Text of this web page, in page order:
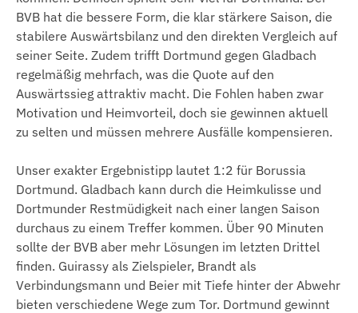
BVB hat die bessere Form, die klar stärkere Saison, die
stabilere Auswärtsbilanz und den direkten Vergleich auf
seiner Seite. Zudem trifft Dortmund gegen Gladbach
regelmäßig mehrfach, was die Quote auf den
Auswärtssieg attraktiv macht. Die Fohlen haben zwar
Motivation und Heimvorteil, doch sie gewinnen aktuell
zu selten und müssen mehrere Ausfälle kompensieren.
Unser exakter Ergebnistipp lautet 1:2 für Borussia
Dortmund. Gladbach kann durch die Heimkulisse und
Dortmunder Restmüdigkeit nach einer langen Saison
durchaus zu einem Treffer kommen. Über 90 Minuten
sollte der BVB aber mehr Lösungen im letzten Drittel
finden. Guirassy als Zielspieler, Brandt als
Verbindungsmann und Beier mit Tiefe hinter der Abwehr
bieten verschiedene Wege zum Tor. Dortmund gewinnt